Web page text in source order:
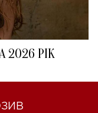
2026 РІК